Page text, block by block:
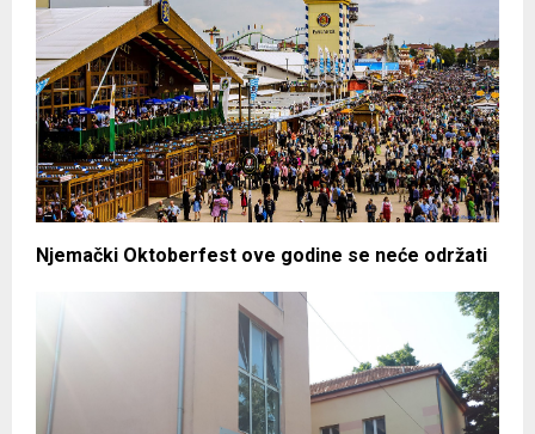
Njemački Oktoberfest ove godine se neće održati